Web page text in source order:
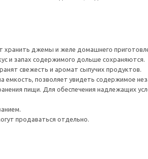
джемы и желе домашнего
и запах содержимого дольше сохраняются.
свежесть и аромат сыпучих продуктов.
емкость, позволяет увидеть содержимое
пищи. Для обеспечения надлежащих
продаваться отдельно.